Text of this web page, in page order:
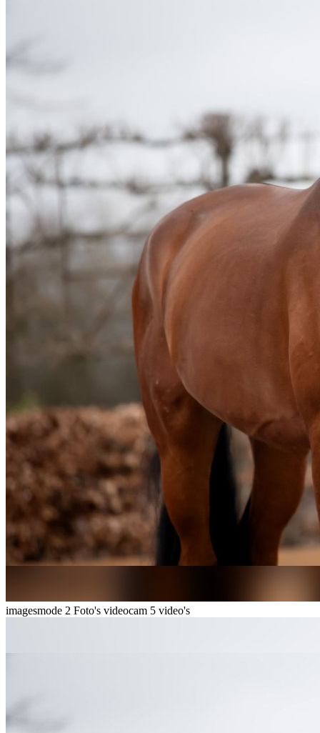
imagesmode 2 Foto's videocam 5 video's